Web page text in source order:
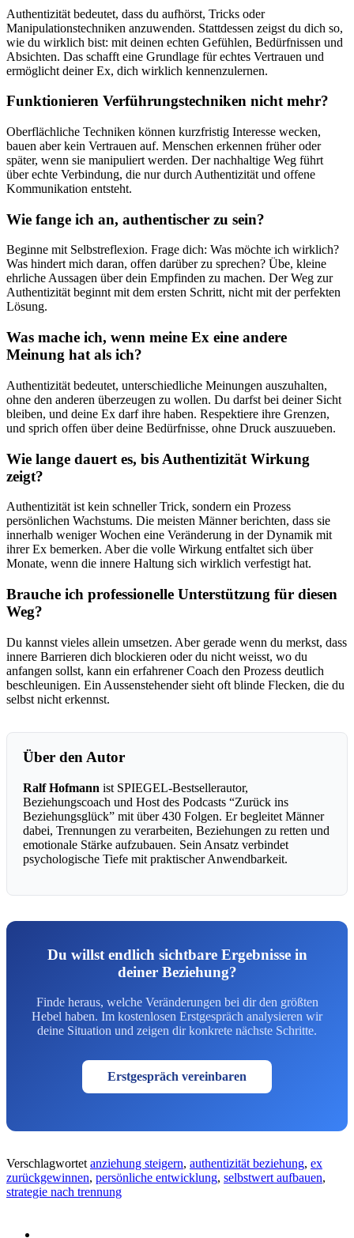
Authentizität bedeutet, dass du aufhörst, Tricks oder
Manipulationstechniken anzuwenden. Stattdessen zeigst du dich so,
wie du wirklich bist: mit deinen echten Gefühlen, Bedürfnissen und
Absichten. Das schafft eine Grundlage für echtes Vertrauen und
ermöglicht deiner Ex, dich wirklich kennenzulernen.
Funktionieren Verführungstechniken nicht mehr?
Oberflächliche Techniken können kurzfristig Interesse wecken,
bauen aber kein Vertrauen auf. Menschen erkennen früher oder
später, wenn sie manipuliert werden. Der nachhaltige Weg führt
über echte Verbindung, die nur durch Authentizität und offene
Kommunikation entsteht.
Wie fange ich an, authentischer zu sein?
Beginne mit Selbstreflexion. Frage dich: Was möchte ich wirklich?
Was hindert mich daran, offen darüber zu sprechen? Übe, kleine
ehrliche Aussagen über dein Empfinden zu machen. Der Weg zur
Authentizität beginnt mit dem ersten Schritt, nicht mit der perfekten
Lösung.
Was mache ich, wenn meine Ex eine andere
Meinung hat als ich?
Authentizität bedeutet, unterschiedliche Meinungen auszuhalten,
ohne den anderen überzeugen zu wollen. Du darfst bei deiner Sicht
bleiben, und deine Ex darf ihre haben. Respektiere ihre Grenzen,
und sprich offen über deine Bedürfnisse, ohne Druck auszuueben.
Wie lange dauert es, bis Authentizität Wirkung
zeigt?
Authentizität ist kein schneller Trick, sondern ein Prozess
persönlichen Wachstums. Die meisten Männer berichten, dass sie
innerhalb weniger Wochen eine Veränderung in der Dynamik mit
ihrer Ex bemerken. Aber die volle Wirkung entfaltet sich über
Monate, wenn die innere Haltung sich wirklich verfestigt hat.
Brauche ich professionelle Unterstützung für diesen
Weg?
Du kannst vieles allein umsetzen. Aber gerade wenn du merkst, dass
innere Barrieren dich blockieren oder du nicht weisst, wo du
anfangen sollst, kann ein erfahrener Coach den Prozess deutlich
beschleunigen. Ein Aussenstehender sieht oft blinde Flecken, die du
selbst nicht erkennst.
Über den Autor
Ralf Hofmann ist SPIEGEL-Bestsellerautor,
Beziehungscoach und Host des Podcasts “Zurück ins
Beziehungsglück” mit über 430 Folgen. Er begleitet Männer
dabei, Trennungen zu verarbeiten, Beziehungen zu retten und
emotionale Stärke aufzubauen. Sein Ansatz verbindet
psychologische Tiefe mit praktischer Anwendbarkeit.
Du willst endlich sichtbare Ergebnisse in
deiner Beziehung?
Finde heraus, welche Veränderungen bei dir den größten
Hebel haben. Im kostenlosen Erstgespräch analysieren wir
deine Situation und zeigen dir konkrete nächste Schritte.
Erstgespräch vereinbaren
Verschlagwortet anziehung steigern, authentizität beziehung, ex
zurückgewinnen, persönliche entwicklung, selbstwert aufbauen,
strategie nach trennung